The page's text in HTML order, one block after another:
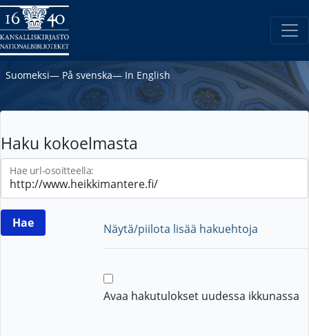
Suomeksi― På svenska― In English
Haku kokoelmasta
Hae url-osoitteella:
Näytä/piilota lisää hakuehtoja
Avaa hakutulokset uudessa ikkunassa